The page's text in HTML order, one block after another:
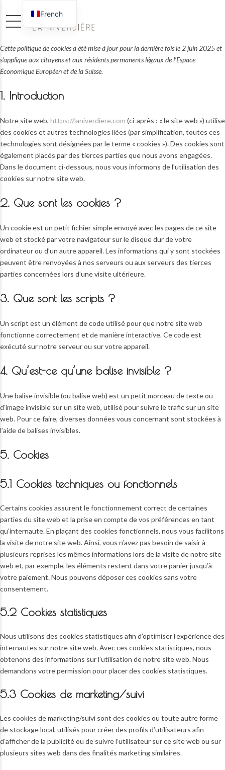
Cette politique de cookies a été mise à jour pour la dernière fois le 2 juin 2025 et
s’applique aux citoyens et aux résidents permanents légaux de l’Espace
Économique Européen et de la Suisse.
1. Introduction
Notre site web, https://laniverdiere.com (ci-après : « le site web ») utilise
des cookies et autres technologies liées (par simplification, toutes ces
technologies sont désignées par le terme « cookies »). Des cookies sont
également placés par des tierces parties que nous avons engagées.
Dans le document ci-dessous, nous vous informons de l’utilisation des
cookies sur notre site web.
2. Que sont les cookies ?
Un cookie est un petit fichier simple envoyé avec les pages de ce site
web et stocké par votre navigateur sur le disque dur de votre
ordinateur ou d’un autre appareil. Les informations qui y sont stockées
peuvent être renvoyées à nos serveurs ou aux serveurs des tierces
parties concernées lors d’une visite ultérieure.
3. Que sont les scripts ?
Un script est un élément de code utilisé pour que notre site web
fonctionne correctement et de manière interactive. Ce code est
exécuté sur notre serveur ou sur votre appareil.
4. Qu’est-ce qu’une balise invisible ?
Une balise invisible (ou balise web) est un petit morceau de texte ou
d’image invisible sur un site web, utilisé pour suivre le trafic sur un site
web. Pour ce faire, diverses données vous concernant sont stockées à
l’aide de balises invisibles.
5. Cookies
5.1 Cookies techniques ou fonctionnels
Certains cookies assurent le fonctionnement correct de certaines
parties du site web et la prise en compte de vos préférences en tant
qu’internaute. En plaçant des cookies fonctionnels, nous vous facilitons
la visite de notre site web. Ainsi, vous n’avez pas besoin de saisir à
plusieurs reprises les mêmes informations lors de la visite de notre site
web et, par exemple, les éléments restent dans votre panier jusqu’à
votre paiement. Nous pouvons déposer ces cookies sans votre
consentement.
5.2 Cookies statistiques
Nous utilisons des cookies statistiques afin d’optimiser l’expérience des
internautes sur notre site web. Avec ces cookies statistiques, nous
obtenons des informations sur l’utilisation de notre site web. Nous
demandons votre permission pour placer des cookies statistiques.
5.3 Cookies de marketing/suivi
Les cookies de marketing/suivi sont des cookies ou toute autre forme
de stockage local, utilisés pour créer des profils d’utilisateurs afin
d’afficher de la publicité ou de suivre l’utilisateur sur ce site web ou sur
plusieurs sites web dans des finalités marketing similaires.
French
English